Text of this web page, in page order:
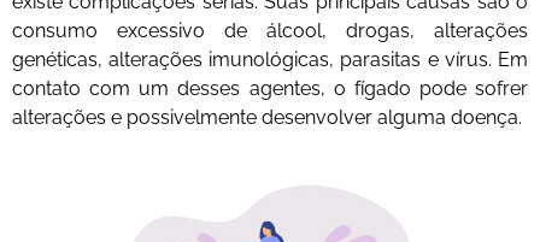
consumo excessivo de álcool, drogas, alterações
genéticas, alterações imunológicas, parasitas e vírus. Em
contato com um desses agentes, o fígado pode sofrer
alterações e possivelmente desenvolver alguma doença.